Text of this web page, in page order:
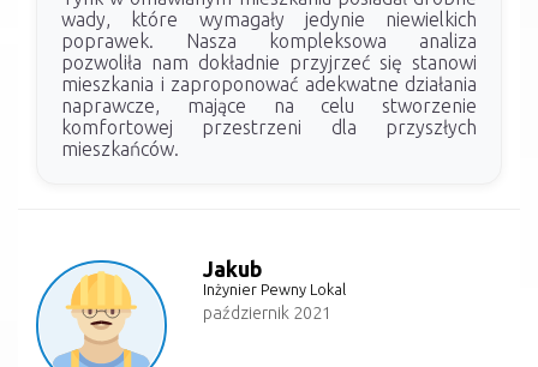
wady, które wymagały jedynie niewielkich
poprawek. Nasza kompleksowa analiza
pozwoliła nam dokładnie przyjrzeć się stanowi
mieszkania i zaproponować adekwatne działania
naprawcze, mające na celu stworzenie
komfortowej przestrzeni dla przyszłych
mieszkańców.
Jakub
Inżynier Pewny Lokal
październik 2021